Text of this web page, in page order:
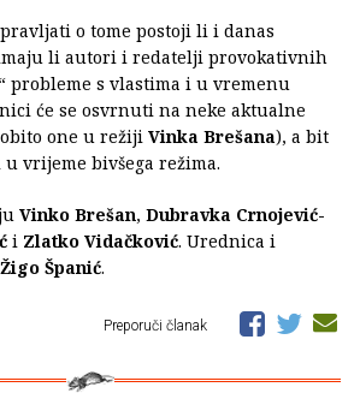
o tome postoji li i danas
li autori i redatelji provokativnih
probleme s vlastima i u vremenu
će se osvrnuti na neke aktualne
one u režiji Vinka Brešana), a bit
vrijeme bivšega režima.
Vinko Brešan, Dubravka Crnojević-
i Zlatko Vidačković. Urednica i
Španić.
Preporuči članak